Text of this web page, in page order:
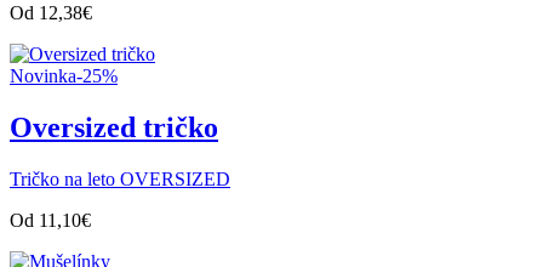
Od 12,38€
Novinka-25%
Oversized tričko
Tričko na leto OVERSIZED
Od 11,10€